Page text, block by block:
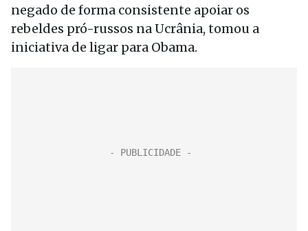
negado de forma consistente apoiar os
rebeldes pró-russos na Ucrânia, tomou a
iniciativa de ligar para Obama.